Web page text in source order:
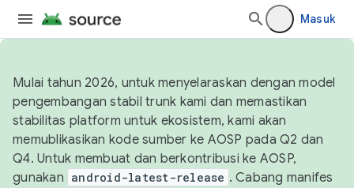
Masuk
Mulai tahun 2026, untuk menyelaraskan dengan model
pengembangan stabil trunk kami dan memastikan
stabilitas platform untuk ekosistem, kami akan
memublikasikan kode sumber ke AOSP pada Q2 dan
Q4. Untuk membuat dan berkontribusi ke AOSP,
gunakan android-latest-release . Cabang manifes